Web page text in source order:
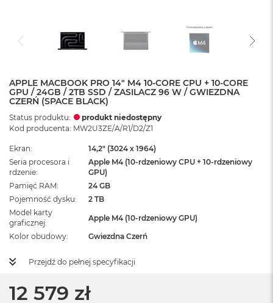
APPLE MACBOOK PRO 14" M4 10-CORE CPU + 10-CORE
GPU / 24GB / 2TB SSD / ZASILACZ 96 W / GWIEZDNA
CZERŃ (SPACE BLACK)
Status produktu:
produkt niedostępny
Kod producenta: MW2U3ZE/A/R1/D2/Z1
Ekran
14,2" (3024 x 1964)
Seria procesora i
rdzenie
Apple M4 (10-rdzeniowy CPU + 10-rdzeniowy
GPU)
Pamięć RAM
24 GB
Pojemność dysku
2 TB
Model karty
graficznej
Apple M4 (10-rdzeniowy GPU)
Kolor obudowy Gwiezdna Czerń
Przejdź do pełnej specyfikacji
12 579 zł